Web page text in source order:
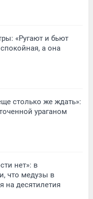
«Ругают и бьют
а она
столько же ждать»:
ураганом
нет»: в
что медузы в
на десятилетия